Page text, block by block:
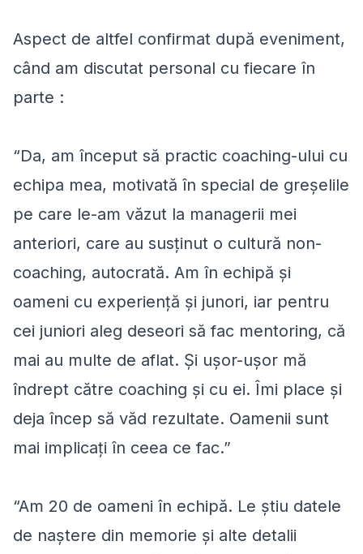
Aspect de altfel confirmat după eveniment,
când am discutat personal cu fiecare în
parte :
“Da, am început să practic coaching-ului cu
echipa mea, motivată în special de greșelile
pe care le-am văzut la managerii mei
anteriori, care au susținut o cultură non-
coaching, autocrată. Am în echipă și
oameni cu experiență și junori, iar pentru
cei juniori aleg deseori să fac mentoring, că
mai au multe de aflat. Și ușor-ușor mă
îndrept către coaching și cu ei. Îmi place și
deja încep să văd rezultate. Oamenii sunt
mai implicați în ceea ce fac.”
“Am 20 de oameni în echipă. Le știu datele
de naștere din memorie și alte detalii